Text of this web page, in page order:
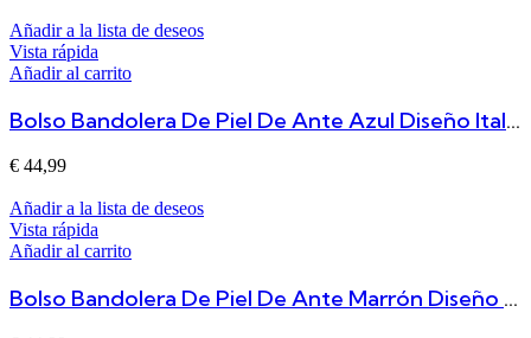
Añadir a la lista de deseos
Vista rápida
Añadir al carrito
Bolso Bandolera De Piel De Ante Azul Diseño Italiano, Espacioso Y Funcional Will
€ 44,99
Añadir a la lista de deseos
Vista rápida
Añadir al carrito
Bolso Bandolera De Piel De Ante Marrón Diseño Italiano, Espacioso Y Funcional Will